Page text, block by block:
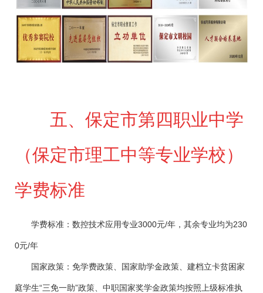
五、保定市第四职业中学
（保定市理工中等专业学校）
学费标准
学费标准：数控技术应用专业3000元/年，其余专业均为230
0元/年
国家政策：免学费政策、国家助学金政策、建档立卡贫困家
庭学生“三免一助”政策、中职国家奖学金政策均按照上级标准执